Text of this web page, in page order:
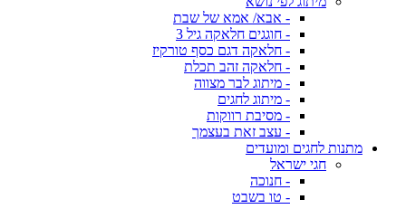
- אבא/ אמא של שבת
- חוגגים חלאקה גיל 3
- חלאקה דגם כסף טורקיז
- חלאקה זהב תכלת
- מיתוג לבר מצווה
- מיתוג לחגים
- מסיבת רווקות
- עצב זאת בעצמך
מתנות לחגים ומועדים
חגי ישראל
- חנוכה
- טו בשבט